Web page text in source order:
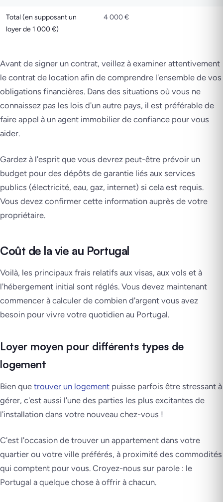
Total (en supposant un
loyer de 1 000 €)
4 000 €
Avant de signer un contrat, veillez à examiner attentivement
le contrat de location afin de comprendre l'ensemble de vos
obligations financières. Dans des situations où vous ne
connaissez pas les lois d'un autre pays, il est préférable de
faire appel à un agent immobilier de confiance pour vous
aider.
Gardez à l'esprit que vous devrez peut-être prévoir un
budget pour des dépôts de garantie liés aux services
publics (électricité, eau, gaz, internet) si cela est requis.
Vous devez confirmer cette information auprès de votre
propriétaire.
Coût de la vie au Portugal
Voilà, les principaux frais relatifs aux visas, aux vols et à
l'hébergement initial sont réglés. Vous devez maintenant
commencer à calculer de combien d'argent vous avez
besoin pour vivre votre quotidien au Portugal.
Loyer moyen pour différents types de
logement
Bien que trouver un logement puisse parfois être stressant à
gérer, c'est aussi l'une des parties les plus excitantes de
l'installation dans votre nouveau chez-vous !
C'est l'occasion de trouver un appartement dans votre
quartier ou votre ville préférés, à proximité des commodités
qui comptent pour vous. Croyez-nous sur parole : le
Portugal a quelque chose à offrir à chacun.